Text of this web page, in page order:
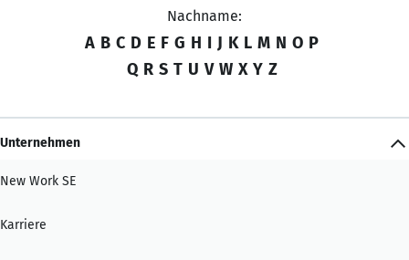
Nachname:
A B C D E F G H I J K L M N O P
Q R S T U V W X Y Z
Unternehmen
New Work SE
Karriere